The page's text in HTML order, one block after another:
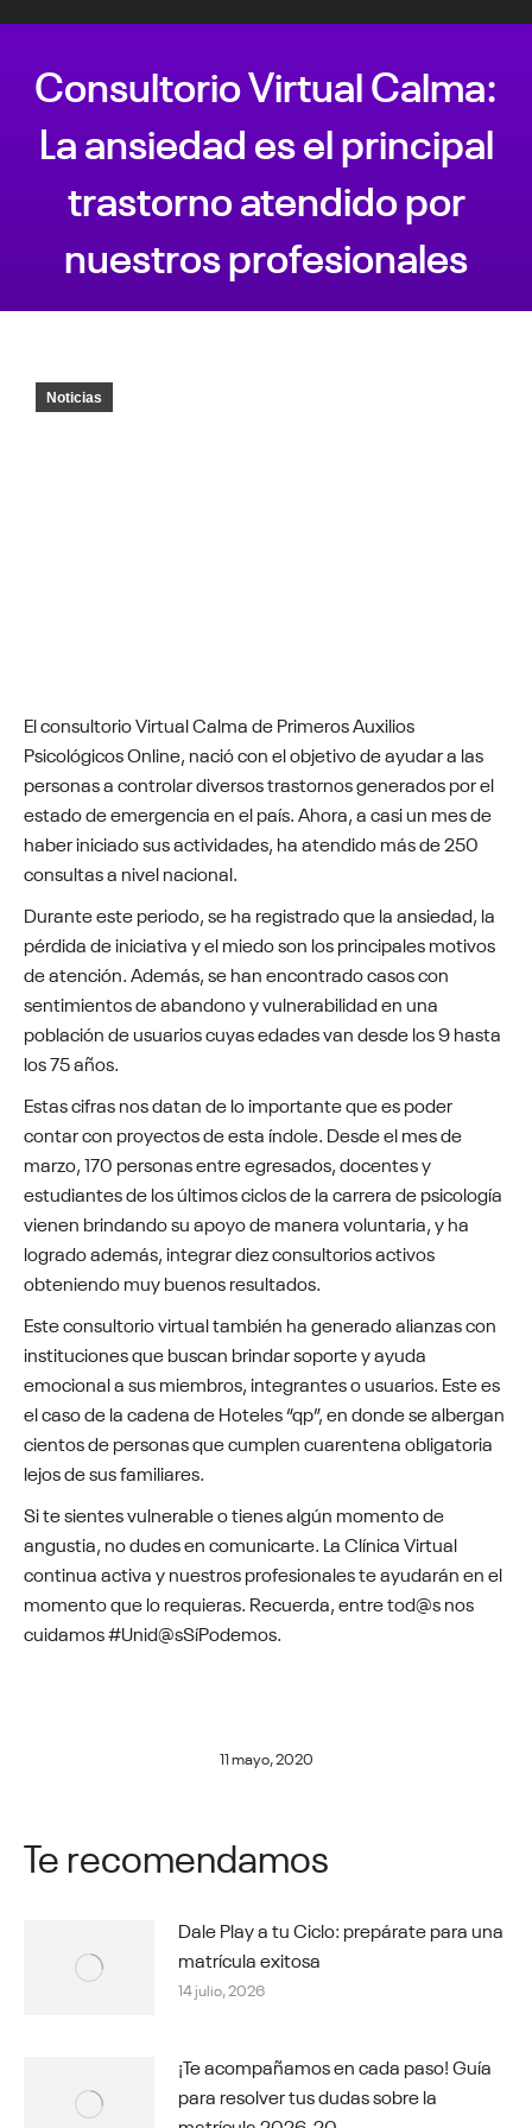
Consultorio Virtual Calma:
La ansiedad es el principal
trastorno atendido por
nuestros profesionales
Noticias
El consultorio Virtual Calma de Primeros Auxilios
Psicológicos Online, nació con el objetivo de ayudar a las
personas a controlar diversos trastornos generados por el
estado de emergencia en el país. Ahora, a casi un mes de
haber iniciado sus actividades, ha atendido más de 250
consultas a nivel nacional.
Durante este periodo, se ha registrado que la ansiedad, la
pérdida de iniciativa y el miedo son los principales motivos
de atención. Además, se han encontrado casos con
sentimientos de abandono y vulnerabilidad en una
población de usuarios cuyas edades van desde los 9 hasta
los 75 años.
Estas cifras nos datan de lo importante que es poder
contar con proyectos de esta índole. Desde el mes de
marzo, 170 personas entre egresados, docentes y
estudiantes de los últimos ciclos de la carrera de psicología
vienen brindando su apoyo de manera voluntaria, y ha
logrado además, integrar diez consultorios activos
obteniendo muy buenos resultados.
Este consultorio virtual también ha generado alianzas con
instituciones que buscan brindar soporte y ayuda
emocional a sus miembros, integrantes o usuarios. Este es
el caso de la cadena de Hoteles “qp”, en donde se albergan
cientos de personas que cumplen cuarentena obligatoria
lejos de sus familiares.
Si te sientes vulnerable o tienes algún momento de
angustia, no dudes en comunicarte. La Clínica Virtual
continua activa y nuestros profesionales te ayudarán en el
momento que lo requieras. Recuerda, entre tod@s nos
cuidamos #Unid@sSíPodemos.
11 mayo, 2020
Te recomendamos
Dale Play a tu Ciclo: prepárate para una
matrícula exitosa
14 julio, 2026
¡Te acompañamos en cada paso! Guía
para resolver tus dudas sobre la